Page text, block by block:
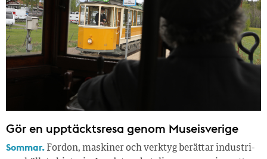
Gör en upptäcktsresa genom Museisverige
Sommar. Fordon, maskiner och verktyg berättar industri­